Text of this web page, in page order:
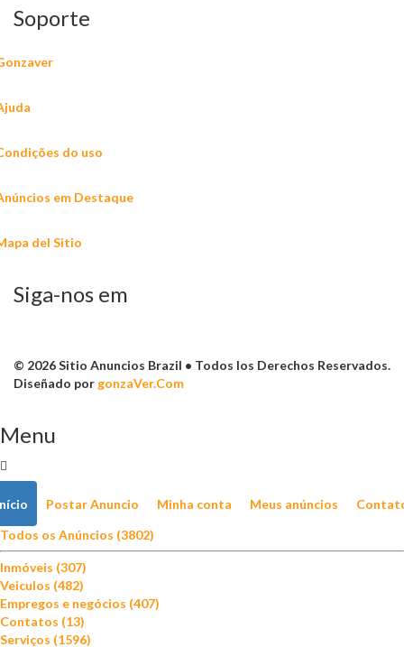
Soporte
do uso
em Destaque
del Sitio
Siga-nos em
© 2026 Sitio Anuncios Brazil • Todos los Derechos Reservados.
Diseñado por gonzaVer.Com
Menu
Postar Anuncio Minha conta Meus anúncios
Todos os Anúncios (3802)
Inmóveis (307)
Veiculos (482)
Empregos e negócios (407)
Contatos (13)
Serviços (1596)